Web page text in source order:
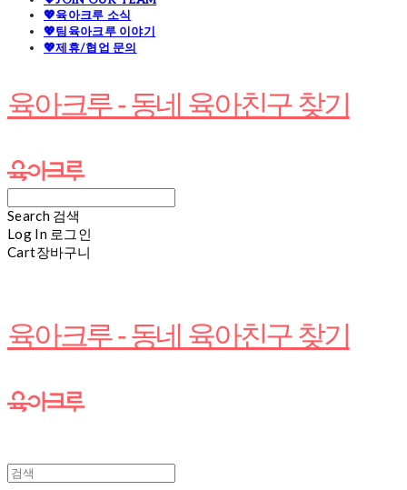
💖육아크루 소식
💖팀육아크루 이야기
💖제휴/협업 문의
육아크루 - 동네 육아친구 찾기
Search 검색
Log In 로그인
Cart장바구니
육아크루 - 동네 육아친구 찾기